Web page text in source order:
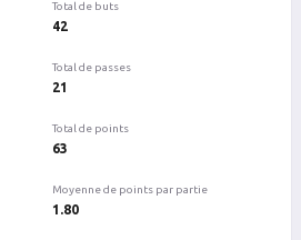
Total de buts
42
Total de passes
21
Total de points
63
Moyenne de points par partie
1.80